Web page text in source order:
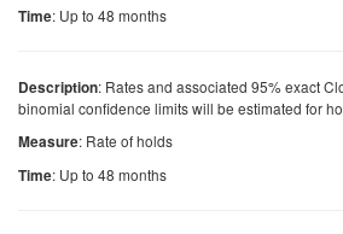
Time: Up to 48 months
Description: Rates and associated 95% exact
binomial confidence limits will be estimated for
Measure: Rate of holds
Time: Up to 48 months